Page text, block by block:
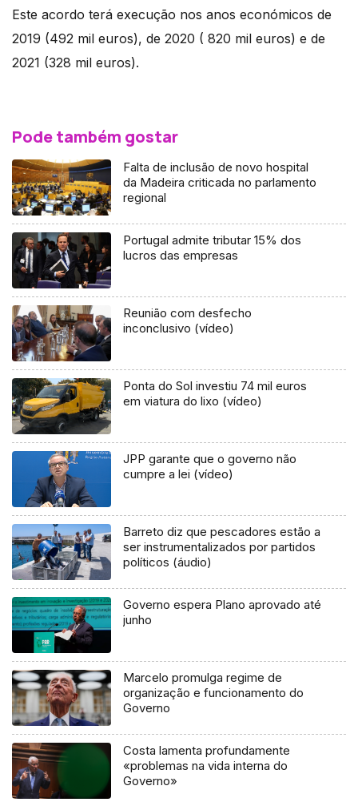
Este acordo terá execução nos anos económicos de
2019 (492 mil euros), de 2020 ( 820 mil euros) e de
2021 (328 mil euros).
Pode também gostar
Falta de inclusão de novo hospital
da Madeira criticada no parlamento
regional
Portugal admite tributar 15% dos
lucros das empresas
Reunião com desfecho
inconclusivo (vídeo)
Ponta do Sol investiu 74 mil euros
em viatura do lixo (vídeo)
JPP garante que o governo não
cumpre a lei (vídeo)
Barreto diz que pescadores estão a
ser instrumentalizados por partidos
políticos (áudio)
Governo espera Plano aprovado até
junho
Marcelo promulga regime de
organização e funcionamento do
Governo
Costa lamenta profundamente
«problemas na vida interna do
Governo»